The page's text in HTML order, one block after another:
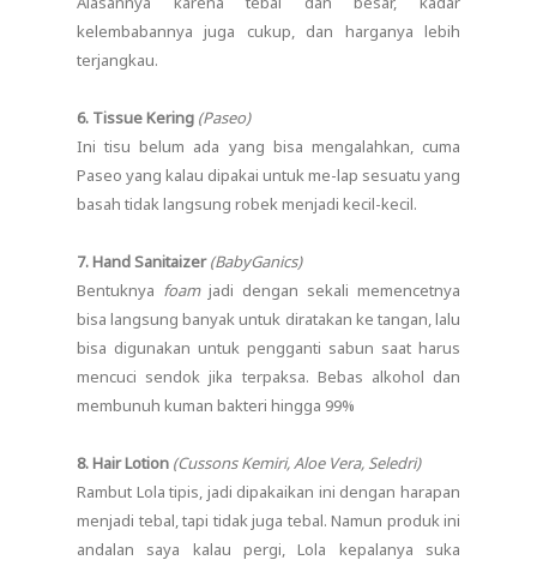
kelembabannya juga cukup, dan harganya lebih
terjangkau.
6. Tissue Kering (Paseo)
Ini tisu belum ada yang bisa mengalahkan, cuma
Paseo yang kalau dipakai untuk me-lap sesuatu yang
basah tidak langsung robek menjadi kecil-kecil.
7. Hand Sanitaizer(BabyGanics)
Bentuknya foamjadi dengan sekali memencetnya
bisa langsung banyak untuk diratakan ke tangan, lalu
bisa digunakan untuk pengganti sabun saat harus
mencuci sendok jika terpaksa. Bebas alkohol dan
membunuh kuman bakteri hingga 99%
8. Hair Lotion (Cussons Kemiri, Aloe Vera, Seledri)
Rambut Lola tipis, jadi dipakaikan ini dengan harapan
menjadi tebal, tapi tidak juga tebal. Namun produk ini
andalan saya kalau pergi, Lola kepalanya suka